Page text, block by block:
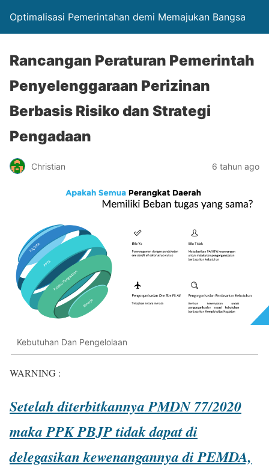
Optimalisasi Pemerintahan demi Memajukan Bangsa
Rancangan Peraturan Pemerintah
Penyelenggaraan Perizinan
Berbasis Risiko dan Strategi
Pengadaan
Christian 6 tahun ago
Kebutuhan Dan Pengelolaan
WARNING :
Setelah diterbitkannya PMDN 77/2020
maka PPK PBJP tidak dapat di
delegasikan kewenangannya di PEMDA,